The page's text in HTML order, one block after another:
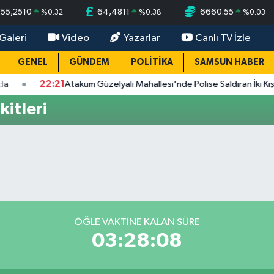
55,2510 %0.32 64,4811 %0.38 6660.55 %0.03
Video Yazarlar Canlı TV İzle
GENEL GÜNDEM POLİTİKA SAMSUN HABER
22:21 Atakum Güzelyalı Mahallesi'nde Polise Saldıran İki Kişi
ÖĞLE VAKTINE KALAN SÜRE
03:28:07